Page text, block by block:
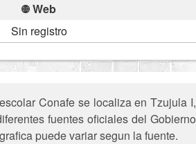
Web
Sin registro
Conafe se localiza en Tzujula I,
fuentes oficiales del Gobierno
puede variar segun la fuente.